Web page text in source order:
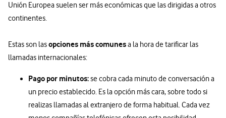
Unión Europea suelen ser más económicas que las dirigidas a otros
continentes.
Estas son lasopciones más comunesa la hora de tarificar las
llamadas internacionales:
Pago por minutos:se cobra cada minuto de conversación a
un precio establecido. Es la opción más cara, sobre todo si
realizas llamadas al extranjero de forma habitual. Cada vez